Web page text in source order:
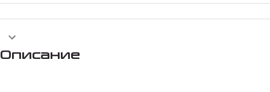
Описание